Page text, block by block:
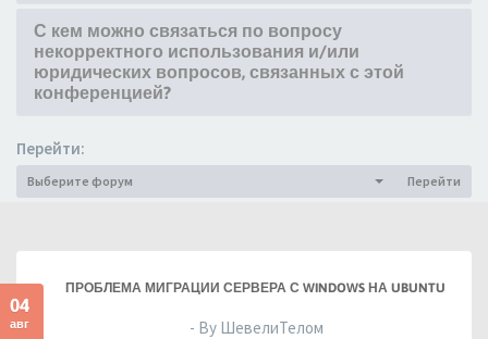
С кем можно связаться по вопросу
некорректного использования и/или
юридических вопросов, связанных с этой
конференцией?
Перейти:
Выберите форум Перейти
04
авг
ПРОБЛЕМА МИГРАЦИИ СЕРВЕРА С WINDOWS НА UBUNTU
- By ШевелиТелом